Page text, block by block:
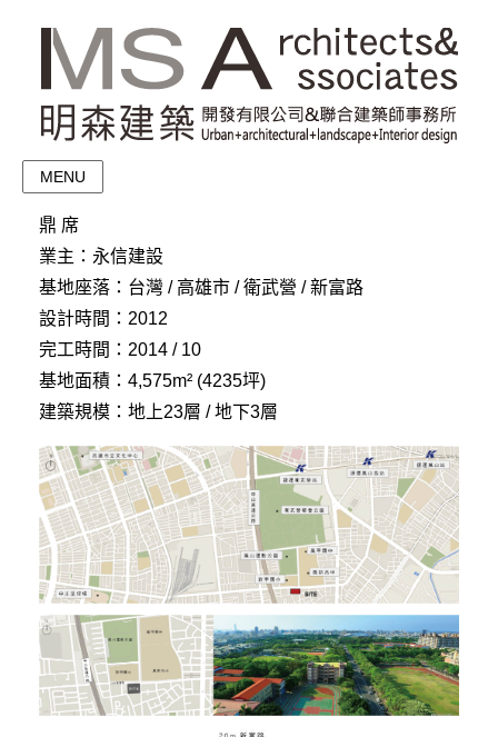
MENU
鼎 席
業主：永信建設
基地座落：台灣 / 高雄市 / 衛武營 / 新富路
設計時間：2012
完工時間：2014 / 10
基地面積：4,575m² (4235坪)
建築規模：地上23層 / 地下3層